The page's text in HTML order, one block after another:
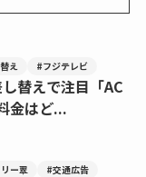
え #フジテレビ
替えで注目「AC
金はど...
ー翠 #交通広告